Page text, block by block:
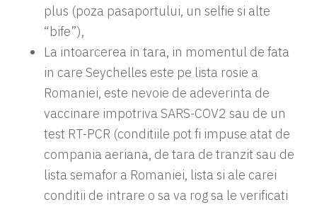
plus (poza pasaportului, un selfie si alte
“bife”),
La intoarcerea in tara, in momentul de fata
in care Seychelles este pe lista rosie a
Romaniei, este nevoie de adeverinta de
vaccinare impotriva SARS-COV2 sau de un
test RT-PCR (conditiile pot fi impuse atat de
compania aeriana, de tara de tranzit sau de
lista semafor a Romaniei, lista si ale carei
conditii de intrare o sa va rog sa le verificati